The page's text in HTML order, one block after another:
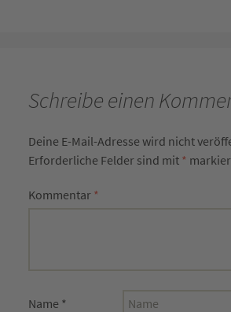
Schreibe einen
Deine E-Mail-Adresse wird nicht
Erforderliche Felder sind mit *
Kommentar *
Name *